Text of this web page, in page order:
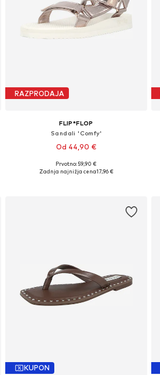
RAZPRODAJA
FLIP*FLOP
Sandali 'Comfy'
Od 44,90 €
Razpoložljive velikosti: 36, 37, 38, 39, 40
Prvotno: 59,90 €
Zadnja najnižja cena17,96 €
KUPON